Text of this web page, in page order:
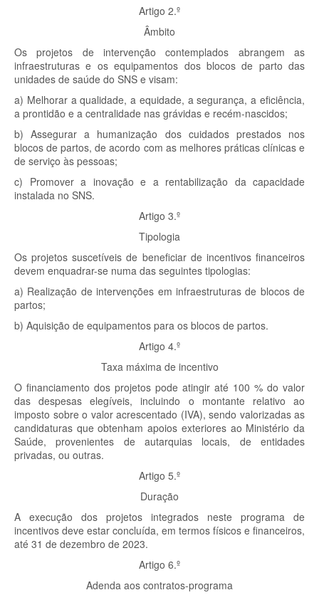
Artigo 2.º
Âmbito
Os projetos de intervenção contemplados abrangem as
infraestruturas e os equipamentos dos blocos de parto das
unidades de saúde do SNS e visam:
a) Melhorar a qualidade, a equidade, a segurança, a eficiência,
a prontidão e a centralidade nas grávidas e recém-nascidos;
b) Assegurar a humanização dos cuidados prestados nos
blocos de partos, de acordo com as melhores práticas clínicas e
de serviço às pessoas;
c) Promover a inovação e a rentabilização da capacidade
instalada no SNS.
Artigo 3.º
Tipologia
Os projetos suscetíveis de beneficiar de incentivos financeiros
devem enquadrar-se numa das seguintes tipologias:
a) Realização de intervenções em infraestruturas de blocos de
partos;
b) Aquisição de equipamentos para os blocos de partos.
Artigo 4.º
Taxa máxima de incentivo
O financiamento dos projetos pode atingir até 100 % do valor
das despesas elegíveis, incluindo o montante relativo ao
imposto sobre o valor acrescentado (IVA), sendo valorizadas as
candidaturas que obtenham apoios exteriores ao Ministério da
Saúde, provenientes de autarquias locais, de entidades
privadas, ou outras.
Artigo 5.º
Duração
A execução dos projetos integrados neste programa de
incentivos deve estar concluída, em termos físicos e financeiros,
até 31 de dezembro de 2023.
Artigo 6.º
Adenda aos contratos-programa